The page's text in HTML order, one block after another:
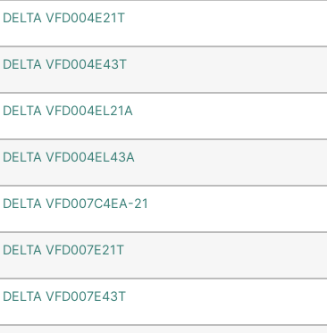
DELTA VFD004E21T
DELTA VFD004E43T
DELTA VFD004EL21A
DELTA VFD004EL43A
DELTA VFD007C4EA-21
DELTA VFD007E21T
DELTA VFD007E43T